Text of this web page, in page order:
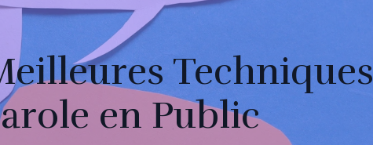
Techniques
en Public